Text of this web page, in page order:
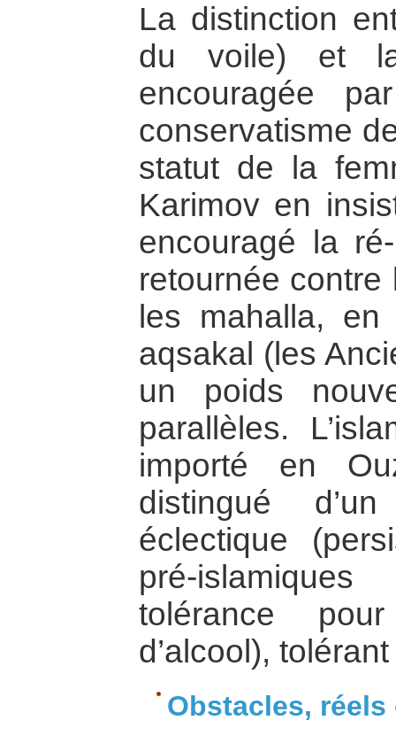
La distinction
du voile) et la
encouragée
conservatisme
statut de la
Karimov en
encouragé la
retournée
les mahalla, en
aqsakal (les
un poids
parallèles.
importé en
distingué
éclectique
pré-
tolérance
d’alcool),
Obstacles,